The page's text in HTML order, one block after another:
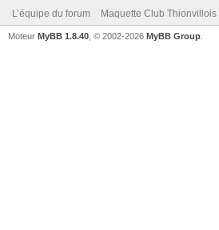
L’équipe du forum Maquette Club Thionvillois
Moteur MyBB 1.8.40 , © 2002-2026 MyBB Group